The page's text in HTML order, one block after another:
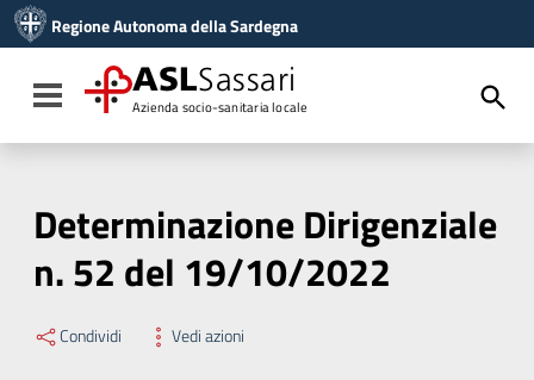
Vai al menu di navigazione
Vai al footer
Regione Autonoma della Sardegna
Toggle navigation
ASLSassari
Azienda socio-sanitaria locale
Determinazione Dirigenziale
n. 52 del 19/10/2022
Condividi Vedi azioni